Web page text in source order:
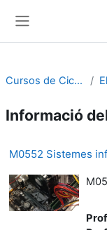
Cursos de Cicles Formatius
Informació
M0552 Sistemes